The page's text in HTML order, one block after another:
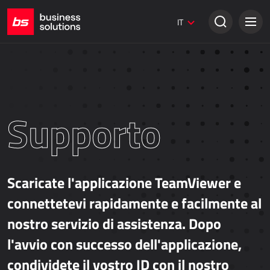
IT
Siti web Umbraco
Soluzioni creative
Power Retail
AllForEcommerce
AllForNextGen
AllForWeb
Potenziare le vendite online
Supporto
Scaricate l'applicazione TeamViewer e
connettetevi rapidamente e facilmente al
nostro servizio di assistenza. Dopo
l'avvio con successo dell'applicazione,
condividete il vostro ID con il nostro